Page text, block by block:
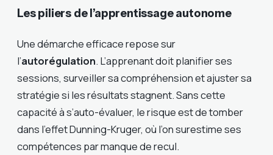
Les piliers de l’apprentissage autonome
Une démarche efficace repose sur
l’autorégulation. L’apprenant doit planifier ses
sessions, surveiller sa compréhension et ajuster sa
stratégie si les résultats stagnent. Sans cette
capacité à s’auto-évaluer, le risque est de tomber
dans l’effet Dunning-Kruger, où l’on surestime ses
compétences par manque de recul.